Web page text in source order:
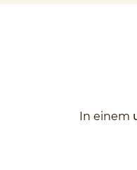
In einem